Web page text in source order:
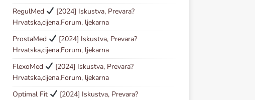
RegulMed
[2024] Iskustva, Prevara?
Hrvatska,cijena,Forum, ljekarna
ProstaMed
[2024] Iskustva, Prevara?
Hrvatska,cijena,Forum, ljekarna
FlexoMed
[2024] Iskustva, Prevara?
Hrvatska,cijena,Forum, ljekarna
Optimal Fit
[2024] Iskustva, Prevara?